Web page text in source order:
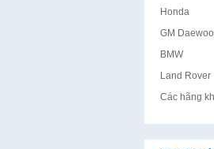
Honda
GM Daewoo
BMW
Land Rover
Các hãng